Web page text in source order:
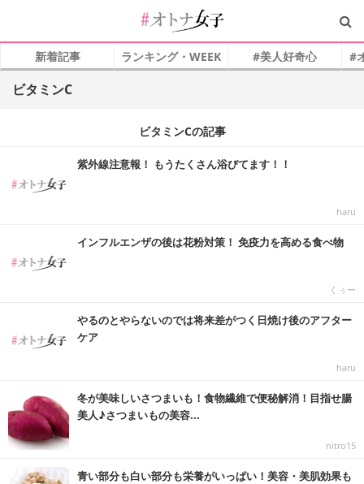
新着記事 ランキング・WEEK #美人好奇心 #
ビタミンC
ビタミンCの記事
紫外線注意報！ もうたくさん浴びてます！！
haru
インフルエンザの後は花粉対策！ 免疫力を高める食べ物
くぅー
やるのとやらないのでは将来差がつく日焼け後のアフター
ケア
haru
冬が美味しいさつまいも！食物繊維で便秘解消！目指せ腸
美人♪さつまいもの美容...
nitro15
青い部分も白い部分も栄養がいっぱい！美容・美肌効果も